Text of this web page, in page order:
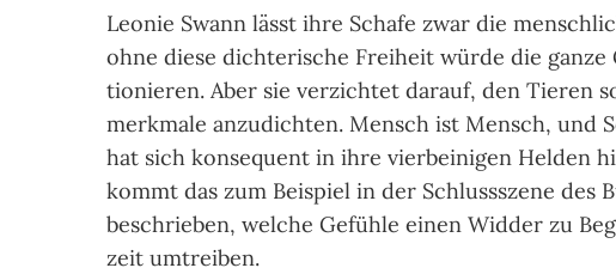
Leonie Swann lässt ihre Schafe zwar die
ohne diese dich­teri­sche Frei­heit würde die
tionie­ren. Aber sie ver­zich­tet darauf, den Tie­ren
merk­male anzu­dich­ten. Mensch ist Mensch, und
hat sich konse­quent in ihre vier­beini­gen Hel­den
kommt das zum Bei­spiel in der Schluss­sze­ne des
beschrie­ben, welche Ge­fühle einen Wid­der zu
zeit um­trei­ben.